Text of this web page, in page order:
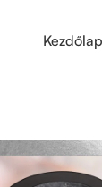
Kezdőlap